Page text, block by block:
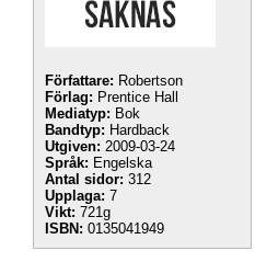
Författare: Robertson
Förlag: Prentice Hall
Mediatyp: Bok
Bandtyp: Hardback
Utgiven: 2009-03-24
Språk: Engelska
Antal sidor: 312
Upplaga: 7
Vikt: 721g
ISBN: 0135041949